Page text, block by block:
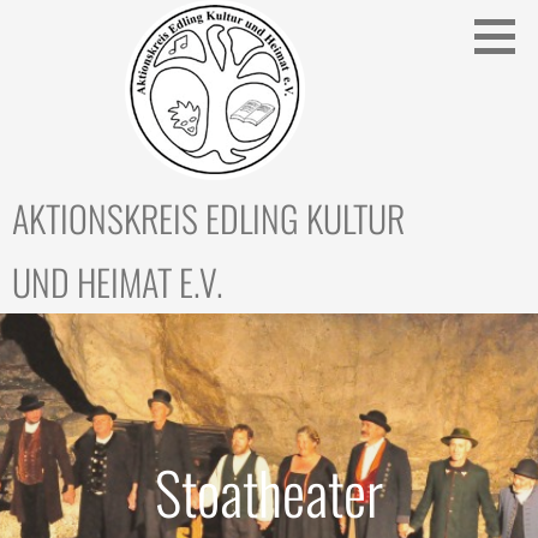
AKTIONSKREIS EDLING KULTUR
UND HEIMAT E.V.
Stoatheater